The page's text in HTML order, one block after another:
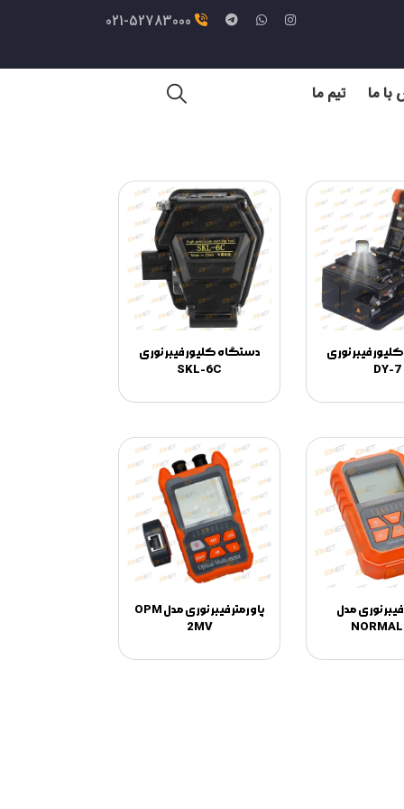
021-52783000
با ما تیم ما
فیبر نوری
DY-7
دستگاه کلیور فیبر نوری
SKL-6C
فیبر نوری مدل
پاورمتر فیبر نوری مدل OPM
2MV